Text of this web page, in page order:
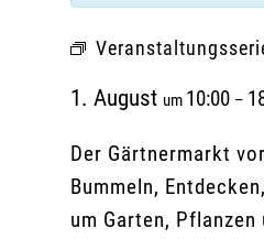
1. August um 10:00 –
Der Gärtnermarkt
Bummeln,
um Garten,